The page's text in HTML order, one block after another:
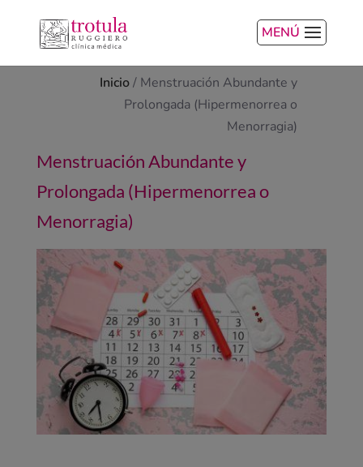
MENÚ
Inicio/ Menstruación Abundante y
Prolongada (Hipermenorrea o
Menorragia)
Menstruación Abundante y
Prolongada (Hipermenorrea o
Menorragia)